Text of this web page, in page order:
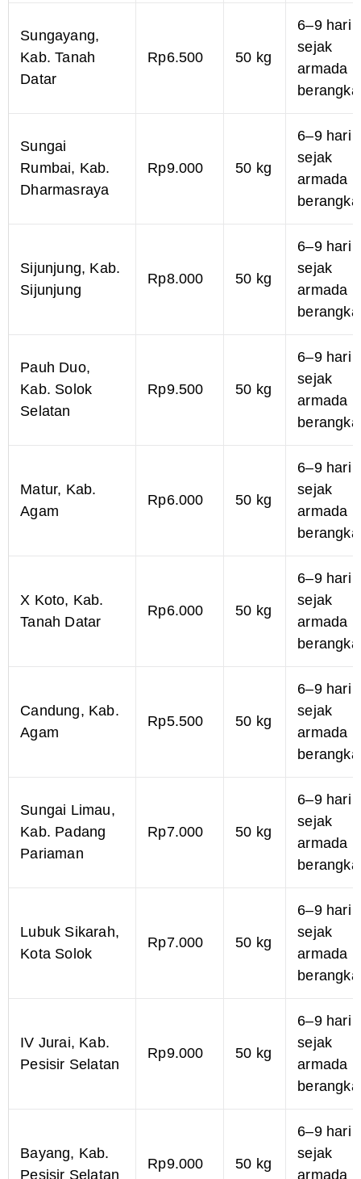
Sungayang,
Kab. Tanah
Datar
Rp6.500 50 kg
6–9 hari
sejak
armada
Sungai
Rumbai, Kab.
Dharmasraya
Rp9.000 50 kg
6–9 hari
sejak
armada
Sijunjung, Kab.
Sijunjung
Rp8.000 50 kg
6–9 hari
sejak
armada
Pauh Duo,
Kab. Solok
Selatan
Rp9.500 50 kg
6–9 hari
sejak
armada
Matur, Kab.
Agam
Rp6.000 50 kg
6–9 hari
sejak
armada
X Koto, Kab.
Tanah Datar
Rp6.000 50 kg
6–9 hari
sejak
armada
Candung, Kab.
Agam
Rp5.500 50 kg
6–9 hari
sejak
armada
Sungai Limau,
Kab. Padang
Pariaman
Rp7.000 50 kg
6–9 hari
sejak
armada
Lubuk Sikarah,
Kota Solok
Rp7.000 50 kg
6–9 hari
sejak
armada
IV Jurai, Kab.
Pesisir Selatan
Rp9.000 50 kg
6–9 hari
sejak
armada
Bayang, Kab.
Rp9.000 50 kg
6–9 hari
sejak